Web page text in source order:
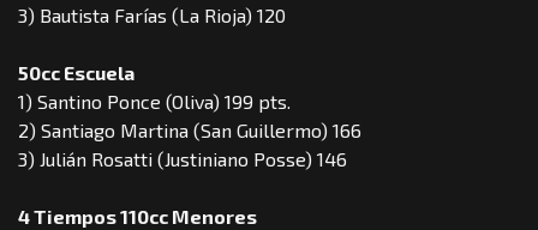
3) Bautista Farías (La Rioja) 120
50cc Escuela
1) Santino Ponce (Oliva) 199 pts.
2) Santiago Martina (San Guillermo) 166
3) Julián Rosatti (Justiniano Posse) 146
4 Tiempos 110cc Menores